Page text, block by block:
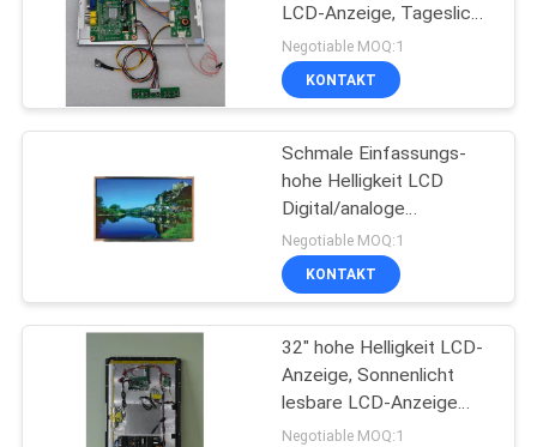
VERBINDUNG
FORDERN
ZITAT
NACHRICHTEN
Digital-Totem im
Freien
Innenanzeige der
digitalen
Beschilderung
LCD-Anzeige, Tageslicht
lesbare LCD-Anzeige
Negotiable MOQ:1
KONTAKT
Schmale Einfassungs-
hohe Helligkeit LCD
Digital/analoge
Schnittstelle anzeigen
Negotiable MOQ:1
KONTAKT
32" hohe Helligkeit LCD-
Anzeige, Sonnenlicht
lesbare LCD-Anzeige
OF320EDCP
Negotiable MOQ:1